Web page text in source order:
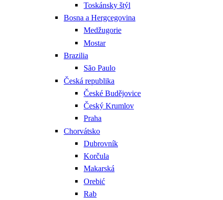
Toskánsky štýl
Bosna a Hergcegovina
Medžugorie
Mostar
Brazilia
São Paulo
Česká republika
České Budějovice
Český Krumlov
Praha
Chorvátsko
Dubrovník
Korčula
Makarská
Orebić
Rab